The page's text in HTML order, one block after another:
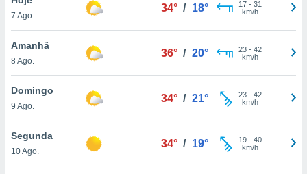
lhe
e
com
Pode
e
a
7 Ago.
34° / 18° 17- 31
km/h
Amanhã
8 Ago.
36° / 20° 23- 42
km/h
Domingo
9 Ago.
34° / 21° 23- 42
km/h
Segunda
10 Ago.
34° / 19° 19- 40
km/h